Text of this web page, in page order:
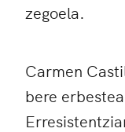
zegoela.
Carmen
bere